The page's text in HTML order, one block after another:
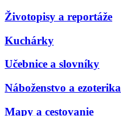
Životopisy a reportáže
Kuchárky
Učebnice a slovníky
Náboženstvo a ezoterika
Mapy a cestovanie